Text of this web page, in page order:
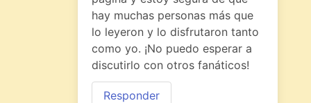
hay muchas personas más que
lo leyeron y lo disfrutaron tanto
como yo. ¡No puedo esperar a
discutirlo con otros fanáticos!
Responder